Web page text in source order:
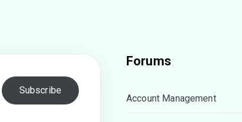
Subscribe
Forums
Account Management